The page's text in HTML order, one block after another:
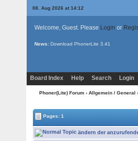
08. Aug 2026 at 14:12
Welcome, Guest. Please Login or
News: Download PhonerLite 3.41
Board Index Help Search Login
Phoner(Lite) Forum › Allgemein / General ›
Pages: 1
ändern der